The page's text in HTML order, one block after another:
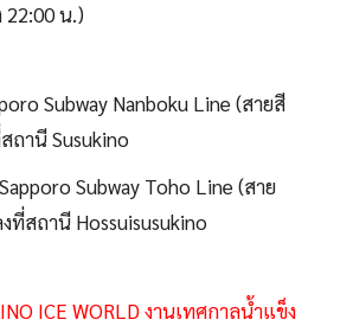
22:00 น.)
Subway Nanboku Line (สายสี
ถานี Susukino
Subway Toho Line (สาย
ที่สถานี Hossuisusukino
ICE WORLD งานเทศกาลน้ำแข็ง